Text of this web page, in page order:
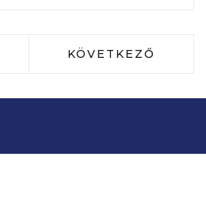
MÁR WERBŐCZY IS
KÖVETKEZŐ
KÖVETKEZŐ